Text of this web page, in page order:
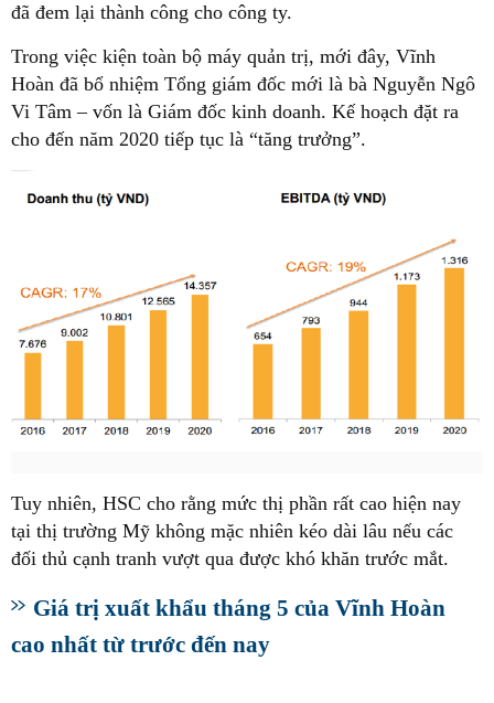
đã đem lại thành công cho công ty.
Trong việc kiện toàn bộ máy quản trị, mới đây, Vĩnh
Hoàn đã bổ nhiệm Tổng giám đốc mới là bà Nguyễn Ngô
Vi Tâm – vốn là Giám đốc kinh doanh. Kế hoạch đặt ra
cho đến năm 2020 tiếp tục là “tăng trưởng”.
Tuy nhiên, HSC cho rằng mức thị phần rất cao hiện nay
tại thị trường Mỹ không mặc nhiên kéo dài lâu nếu các
đối thủ cạnh tranh vượt qua được khó khăn trước mắt.
Giá trị xuất khẩu tháng 5 của Vĩnh Hoàn
cao nhất từ trước đến nay